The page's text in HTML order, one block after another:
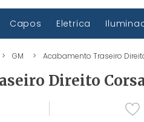
Capos Eletrica
GM Acabamento Traseiro
Direito Corsa